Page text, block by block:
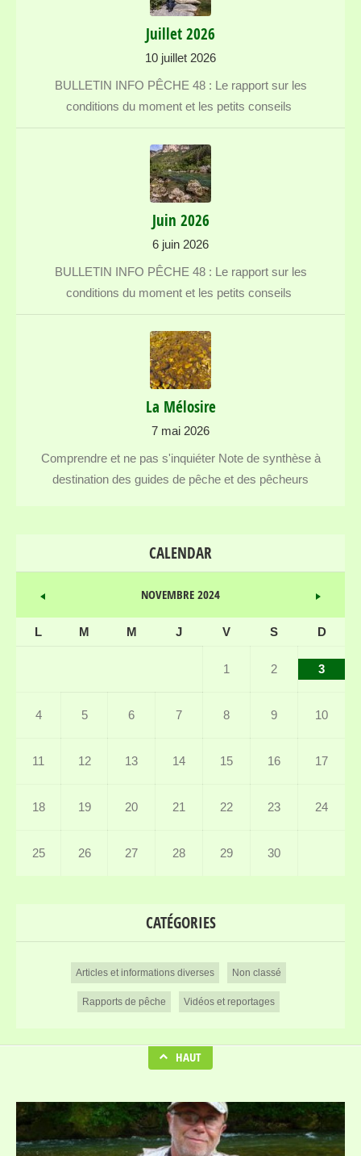
Juillet 2026
10 juillet 2026
BULLETIN INFO PÊCHE 48 : Le rapport sur les
conditions du moment et les petits conseils
Juin 2026
6 juin 2026
BULLETIN INFO PÊCHE 48 : Le rapport sur les
conditions du moment et les petits conseils
La Mélosire
7 mai 2026
Comprendre et ne pas s'inquiéter Note de synthèse à
destination des guides de pêche et des pêcheurs
CALENDAR
NOVEMBRE 2024
L M M J V S D
1 2 3
4 5 6 7 8 9 10
11 12 13 14 15 16 17
18 19 20 21 22 23 24
25 26 27 28 29 30
CATÉGORIES
Articles et informations diverses Non classé
Rapports de pêche Vidéos et reportages
HAUT